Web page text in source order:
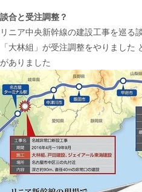
談合と受注調整？
リニア中央新幹線の建設工事を巡る
「大林組」が受注調整をやりました
がありました